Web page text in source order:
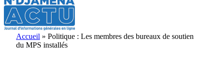
Accueil » Politique : Les membres des bureaux de soutien
du MPS installés